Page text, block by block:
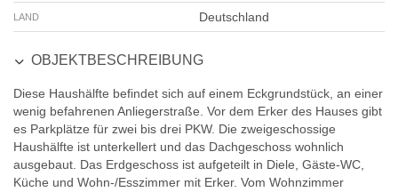
LAND Deutschland
OBJEKTBESCHREIBUNG
Diese Haushälfte befindet sich auf einem Eckgrundstück, an einer
wenig befahrenen Anliegerstraße. Vor dem Erker des Hauses gibt
es Parkplätze für zwei bis drei PKW. Die zweigeschossige
Haushälfte ist unterkellert und das Dachgeschoss wohnlich
ausgebaut. Das Erdgeschoss ist aufgeteilt in Diele, Gäste-WC,
Küche und Wohn-/Esszimmer mit Erker. Vom Wohnzimmer